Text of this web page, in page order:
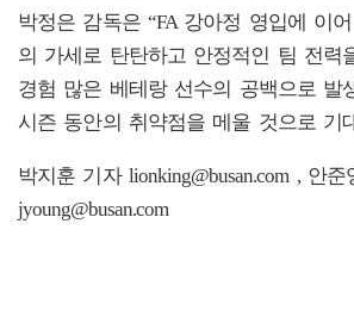
박정은 감독은 “FA 강아정 영입에 이
의 가세로 탄탄하고 안정적인 팀 전력
경험 많은 베테랑 선수의 공백으로 발
시즌 동안의 취약점을 메울 것으로 기
박지훈 기자 lionking@busan.com , 안
jyoung@busan.com